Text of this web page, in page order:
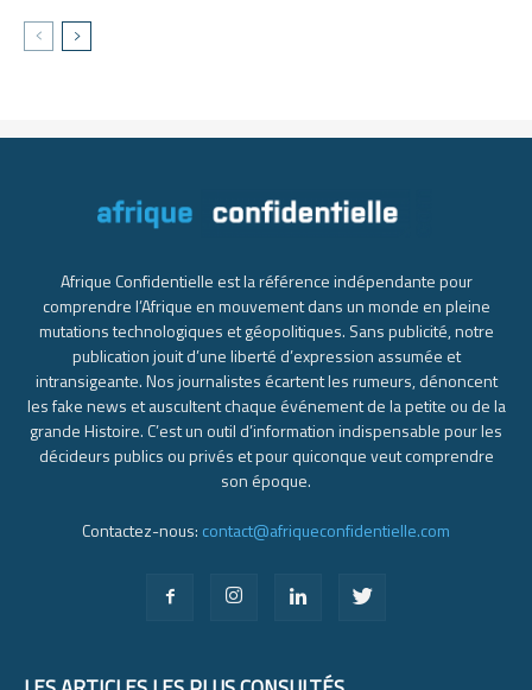
Afrique Confidentielle est la référence indépendante pour
comprendre l’Afrique en mouvement dans un monde en pleine
mutations technologiques et géopolitiques. Sans publicité, notre
publication jouit d’une liberté d’expression assumée et
intransigeante. Nos journalistes écartent les rumeurs, dénoncent
les fake news et auscultent chaque événement de la petite ou de la
grande Histoire. C’est un outil d’information indispensable pour les
décideurs publics ou privés et pour quiconque veut comprendre
son époque.
Contactez-nous: contact@afriqueconfidentielle.com